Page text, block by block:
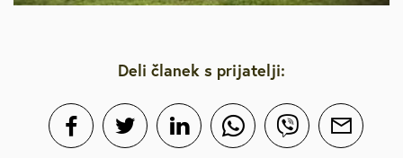
Deli članek s prijatelji: